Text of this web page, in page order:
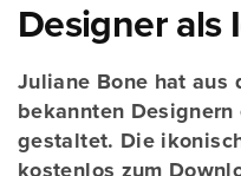
Designer als
Juliane Bone hat aus
bekannten
gestaltet. Die
kostenlos zum